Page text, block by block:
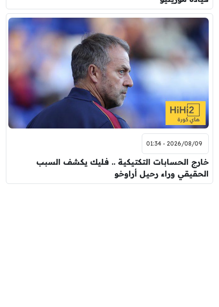
2026/08/09 - 01:34
خارج الحسابات التكتيكية .. فليك يكشف السبب
الحقيقي وراء رحيل أراوخو